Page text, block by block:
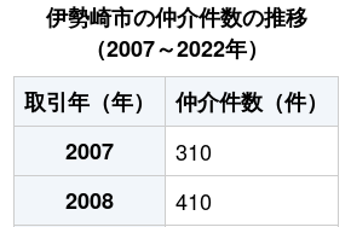
伊勢崎市の仲介件数の推移
（2007～2022年）
取引年（年）
仲介件数（件）
2007
310
2008
410